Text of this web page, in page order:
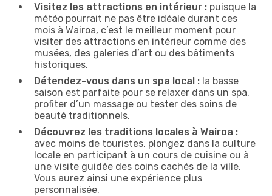
Visitez les attractions en intérieur : puisque la
météo pourrait ne pas être idéale durant ces
mois à Wairoa, c’est le meilleur moment pour
visiter des attractions en intérieur comme des
musées, des galeries d’art ou des bâtiments
historiques.
Détendez-vous dans un spa local : la basse
saison est parfaite pour se relaxer dans un spa,
profiter d’un massage ou tester des soins de
beauté traditionnels.
Découvrez les traditions locales à Wairoa :
avec moins de touristes, plongez dans la culture
locale en participant à un cours de cuisine ou à
une visite guidée des coins cachés de la ville.
Vous aurez ainsi une expérience plus
personnalisée.